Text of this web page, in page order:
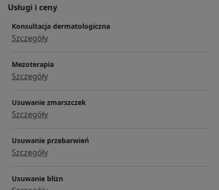
Usługi i ceny
Konsultacja dermatologiczna
Szczegóły
Mezoterapia
Szczegóły
Usuwanie zmarszczek
Szczegóły
Usuwanie przebarwień
Szczegóły
Usuwanie blizn